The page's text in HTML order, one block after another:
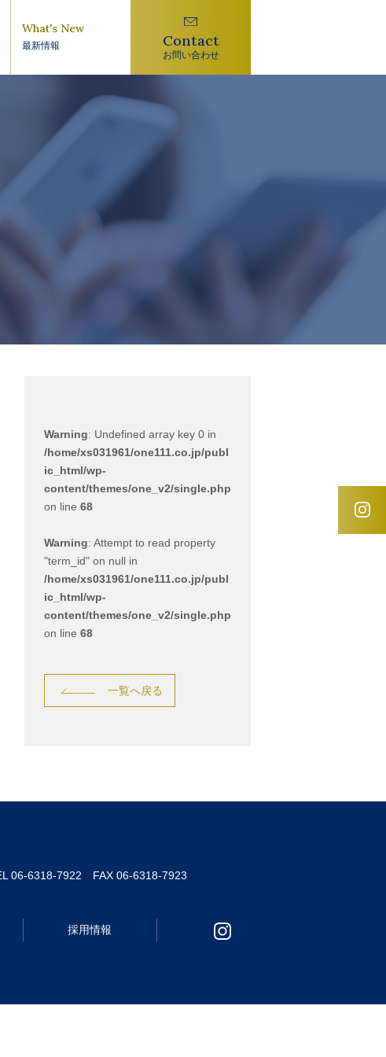
What's New
最新情報 Contact
お問い合わせ
Warning: Undefined array key 0 in
/home/xs031961/one111.co.jp/publ
ic_html/wp-
content/themes/one_v2/single.php
on line 68
Warning: Attempt to read property
"term_id" on null in
/home/xs031961/one111.co.jp/publ
ic_html/wp-
content/themes/one_v2/single.php
on line 68
一覧へ戻る
06-6318-7922 FAX 06-6318-7923
採用情報